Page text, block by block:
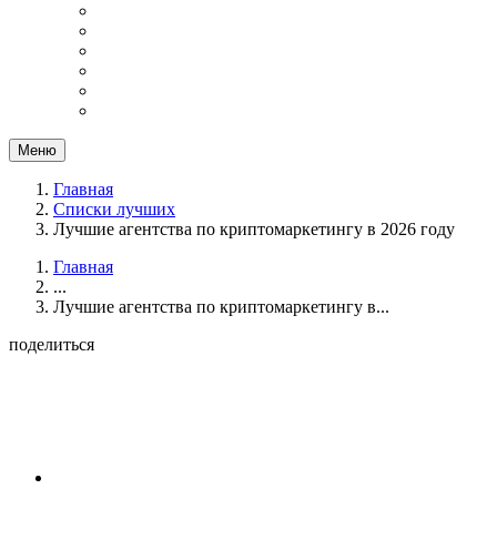
Меню
Главная
Списки лучших
Лучшие агентства по криптомаркетингу в 2026 году
Главная
...
Лучшие агентства по криптомаркетингу в...
поделиться